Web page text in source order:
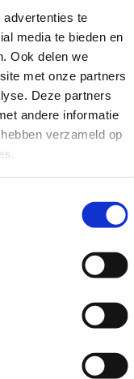
te
media te bieden en
Ook delen we
met onze partners
Deze partners
andere informatie
verzameld op
tips